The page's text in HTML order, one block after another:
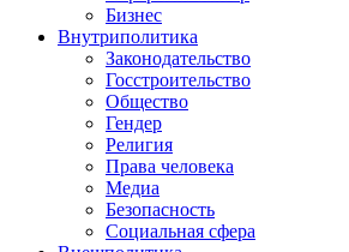
Бизнес
Внутриполитика
Законодательство
Госстроительство
Общество
Гендер
Религия
Права человека
Медиа
Безопасность
Социальная сфера